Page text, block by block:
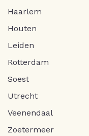
Haarlem
Houten
Leiden
Rotterdam
Soest
Utrecht
Veenendaal
Zoetermeer